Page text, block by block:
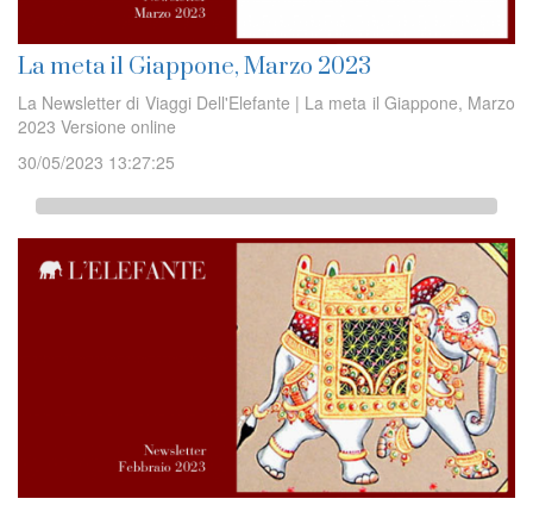
La meta il Giappone, Marzo 2023
La Newsletter di Viaggi Dell'Elefante | La meta il Giappone, Marzo
2023 Versione online
30/05/2023 13:27:25